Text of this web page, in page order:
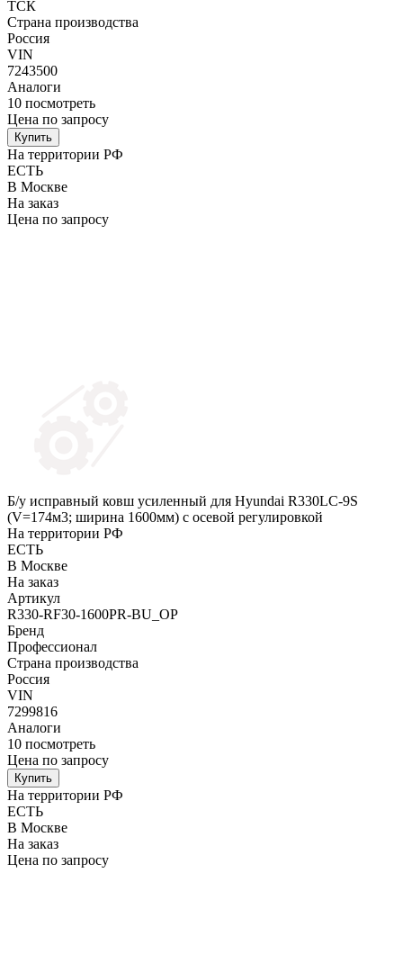
ТСК
Страна производства
Россия
VIN
7243500
Аналоги
10 посмотреть
Цена по запросу
Купить
На территории РФ
ЕСТЬ
В Москве
На заказ
Цена по запросу
Б/у исправный ковш усиленный для Hyundai R330LC-9S
(V=174м3; ширина 1600мм) с осевой регулировкой
На территории РФ
ЕСТЬ
В Москве
На заказ
Артикул
R330-RF30-1600PR-BU_OP
Бренд
Профессионал
Страна производства
Россия
VIN
7299816
Аналоги
10 посмотреть
Цена по запросу
Купить
На территории РФ
ЕСТЬ
В Москве
На заказ
Цена по запросу